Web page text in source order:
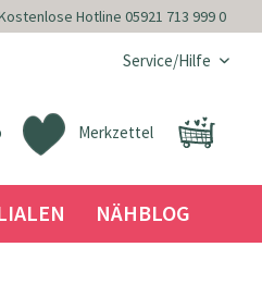
Hotline 05921 713 999 0
Service/Hilfe
Merkzettel
NÄHBLOG